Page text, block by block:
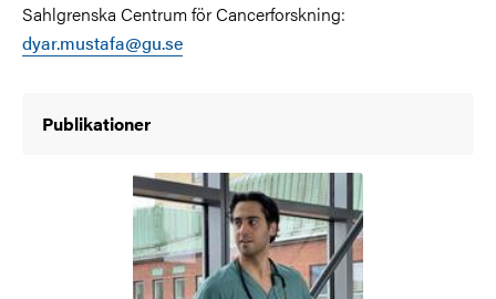
Sahlgrenska Centrum för Cancerforskning:
dyar.mustafa@gu.se
Publikationer